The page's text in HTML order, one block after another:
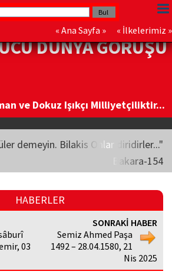
« Ana Sayfa » « İlkelerimiz »
DÜNYA GÖRÜŞÜ
ve Dokuz Işıkçı Milliyetçiliktir...
demeyin. Bilakis Onlar diridirler..."
Bakara-154
HABERLER
03
SONRAKİ HABER
Semiz Ahmed Paşa
1492 – 28.04.1580, 21
Nis 2025